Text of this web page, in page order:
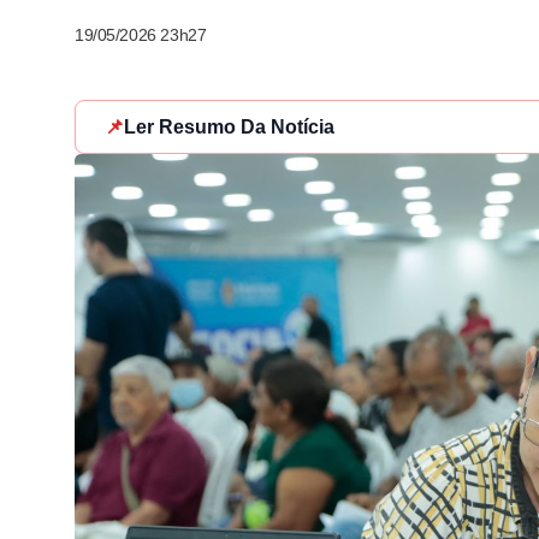
19/05/2026 23h27
📌 Ler Resumo Da Notícia